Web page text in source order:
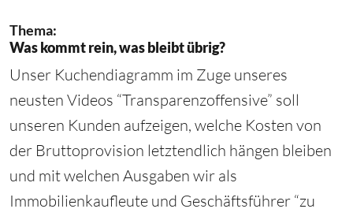
Thema:
Was kommt rein, was bleibt übrig?
Unser Kuchendiagramm im Zuge unseres
neusten Videos “Transparenzoffensive” soll
unseren Kunden aufzeigen, welche Kosten von
der Bruttoprovision letztendlich hängen bleiben
und mit welchen Ausgaben wir als
Immobilienkaufleute und Geschäftsführer “zu